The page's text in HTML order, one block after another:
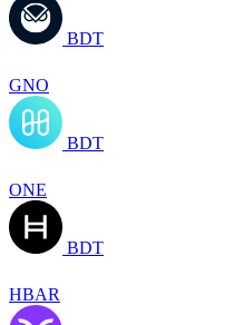
BDT
GNO
BDT
ONE
BDT
HBAR